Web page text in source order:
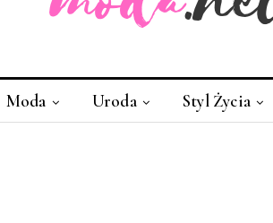
Moda Uroda Styl Życia